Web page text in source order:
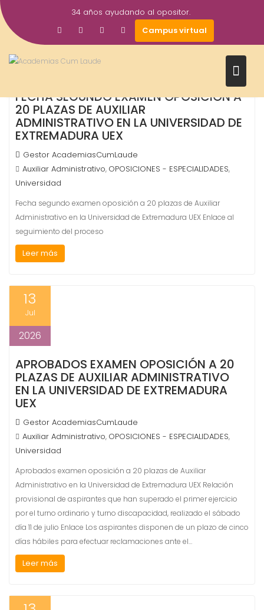
Saltar
al
contenido
34 años ayudando al opositor.
Campus virtual
Ago
2026
FECHA SEGUNDO EXAMEN OPOSICIÓN A
20 PLAZAS DE AUXILIAR
ADMINISTRATIVO EN LA UNIVERSIDAD DE
EXTREMADURA UEX
Gestor AcademiasCumLaude
Auxiliar Administrativo, OPOSICIONES - ESPECIALIDADES,
Universidad
Fecha segundo examen oposición a 20 plazas de Auxiliar
Administrativo en la Universidad de Extremadura UEX Enlace al
seguimiento del proceso
Leer más
13
Jul
2026
APROBADOS EXAMEN OPOSICIÓN A 20
PLAZAS DE AUXILIAR ADMINISTRATIVO
EN LA UNIVERSIDAD DE EXTREMADURA
UEX
Gestor AcademiasCumLaude
Auxiliar Administrativo, OPOSICIONES - ESPECIALIDADES,
Universidad
Aprobados examen oposición a 20 plazas de Auxiliar
Administrativo en la Universidad de Extremadura UEX Relación
provisional de aspirantes que han superado el primer ejercicio
por el turno ordinario y turno discapacidad, realizado el sábado
día 11 de julio Enlace Los aspirantes disponen de un plazo de cinco
días hábiles para efectuar reclamaciones ante el…
Leer más